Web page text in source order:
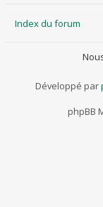
Index du forum
Développé par
phpBB